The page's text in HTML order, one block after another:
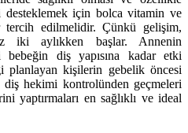
için bolca vitamin ve
tercih edilmelidir. Çünkü gelişim,
iki aylıkken başlar. Annenin
bebeğin diş yapısına kadar etki
planlayan kişilerin gebelik öncesi
diş hekimi kontrolünden geçmeleri
yaptırmaları en sağlıklı ve ideal